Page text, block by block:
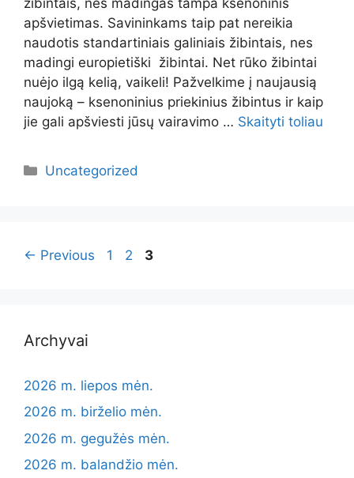
apšvietimas. Savininkams taip pat nereikia
naudotis standartiniais galiniais žibintais, nes
madingi europietiški žibintai. Net rūko žibintai
nuėjo ilgą kelią, vaikeli! Pažvelkime į naujausią
naujoką – ksenoninius priekinius žibintus ir kaip
jie gali apšviesti jūsų vairavimo … Skaityti toliau
Kategorijos
Uncategorized
← Previous Page
1 Page
2 Page
3
Archyvai
2026 m. liepos mėn.
2026 m. birželio mėn.
2026 m. gegužės mėn.
2026 m. balandžio mėn.